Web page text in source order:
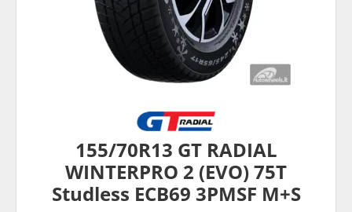
155/70R13 GT RADIAL
WINTERPRO 2 (EVO) 75T
Studless ECB69 3PMSF M+S